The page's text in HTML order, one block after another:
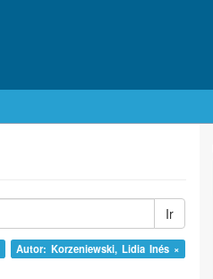
Ir
Autor: Korzeniewski, Lidia Inés ×